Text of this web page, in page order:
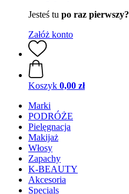
Jesteś tu po raz pierwszy?
Załóż konto
Koszyk 0,00 zł
Marki
PODRÓŻE
Pielęgnacja
Makijaż
Włosy
Zapachy
K-BEAUTY
Akcesoria
Specials